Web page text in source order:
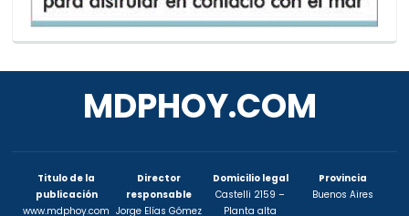
MDPHOY.COM
Titulo de la
publicación
www.mdphoy.com
Director
responsable
Jorge Elías Gómez
Domicilio legal
Castelli 2159 –
Planta alta
Provincia
Buenos Aires